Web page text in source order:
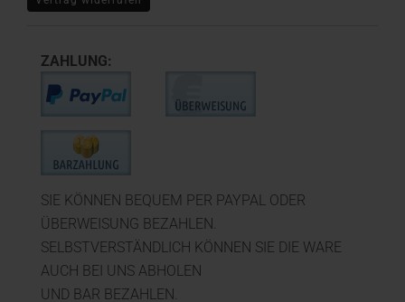
ZAHLUNG:
SIE KÖNNEN BEQUEM PER PAYPAL ODER
ÜBERWEISUNG BEZAHLEN.
SELBSTVERSTÄNDLICH KÖNNEN SIE DIE WARE
AUCH BEI UNS ABHOLEN
UND BAR BEZAHLEN.